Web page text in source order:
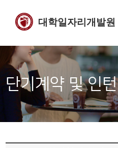
대학일자리개발원
단기계약 및 인턴